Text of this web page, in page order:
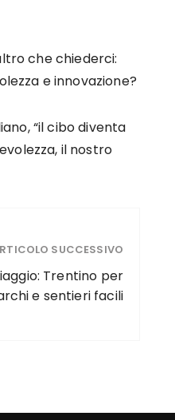
che chiederci:
e innovazione?
“il cibo diventa
il nostro
SUCCESSIVO
Trentino per
e sentieri facili